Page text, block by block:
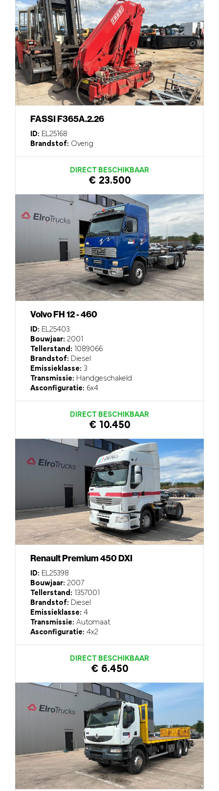
FASSI F365A.2.26
ID: EL25168
Brandstof: Overig
DIRECT BESCHIKBAAR
€ 23.500
Volvo FH 12 - 460
ID: EL25403
Bouwjaar: 2001
Tellerstand: 1089066
Brandstof: Diesel
Emissieklasse: 3
Transmissie: Handgeschakeld
Asconfiguratie: 6x4
DIRECT BESCHIKBAAR
€ 10.450
Renault Premium 450 DXI
ID: EL25398
Bouwjaar: 2007
Tellerstand: 1357001
Brandstof: Diesel
Emissieklasse: 4
Transmissie: Automaat
Asconfiguratie: 4x2
DIRECT BESCHIKBAAR
€ 6.450